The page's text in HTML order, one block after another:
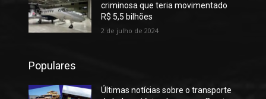
criminosa que teria movimentado
R$ 5,5 bilhões
2 de julho de 2024
Populares
Últimas notícias sobre o transporte